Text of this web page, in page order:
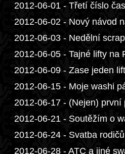
2012-06-01 - Třetí číslo
2012-06-02 - Nový návod
2012-06-03 - Nedělní
2012-06-05 - Tajné lifty na
2012-06-09 - Zase jeden
2012-06-15 - Moje washi
2012-06-17 - (Nejen)
2012-06-21 - Soutěžím o
2012-06-24 - Svatba rodičů
2012-06-28 - ATC a jiné